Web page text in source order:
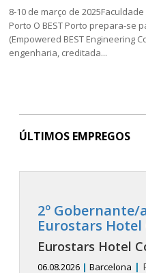
8-10 de março de
Porto O BEST Porto prepara-se
(Empowered BEST Engineering
engenharia, creditada...
ÚLTIMOS EMPREGOS
2º
Eurostars Hotel
Eurostars Hotel
06.08.2026 | Barcelona |